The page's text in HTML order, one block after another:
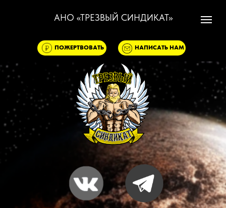
АНО «ТРЕЗВЫЙ СИНДИКАТ»
НАПИСАТЬ НАМ
ПОЖЕРТВОВАТЬ